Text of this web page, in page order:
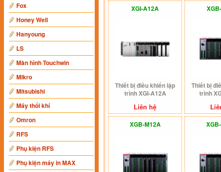
Fox
Honey Well
Hanyoung
LS
Màn hình Touchwin
Mikro
Mitsubishi
Máy thổi khí
Omron
RFS
Phụ kiện RFS
Phụ kiện máy in MAX
XGI-A12A
Thiết bị điều khiển lập
trình XGI-A12A
Liên hệ
Thiết bị
trình
XGB-M12A